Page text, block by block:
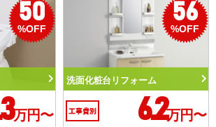
50
%OFF
万円〜
56
%OFF
洗面化粧台リフォーム
工事費別 6.2万円〜